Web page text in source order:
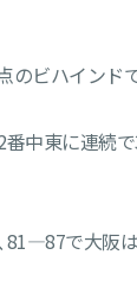
のビハインド
番中東に連続
81―87で大阪